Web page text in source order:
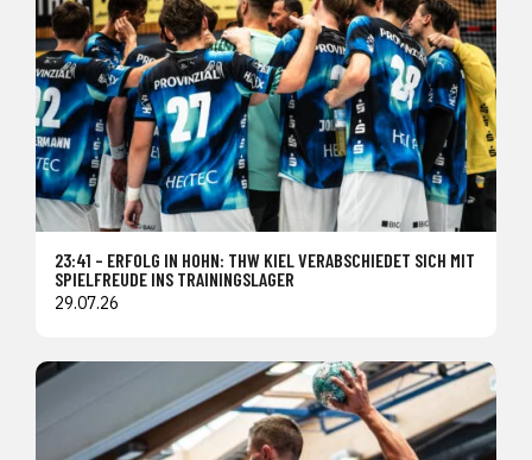
23:41 – ERFOLG IN HOHN: THW KIEL VERABSCHIEDET SICH MIT
SPIELFREUDE INS TRAININGSLAGER
29.07.26